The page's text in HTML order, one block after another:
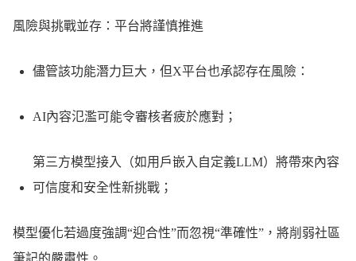
風險與挑戰並存：平台將謹慎推進
儘管該功能潛力巨大，但X平台也承認存在風險：
AI內容氾濫可能令審核者疲於應對；
第三方模型接入（如用戶嵌入自定義LLM）將帶來內容
可信度和安全性新挑戰；
模型優化若過度強調“迎合性”而忽視“準確性”，將削弱社區